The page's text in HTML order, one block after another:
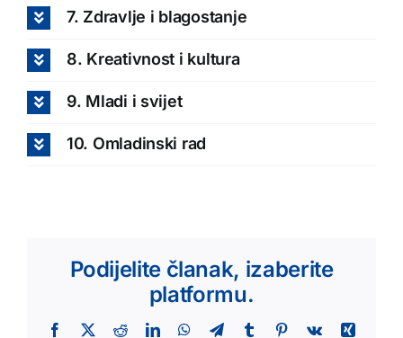
7. Zdravlje i blagostanje
8. Kreativnost i kultura
9. Mladi i svijet
10. Omladinski rad
Podijelite članak, izaberite
platformu.
Facebook
X RedditLinkedInWhatsApp
TelegramTumblr Pinterest
Vk
Xing